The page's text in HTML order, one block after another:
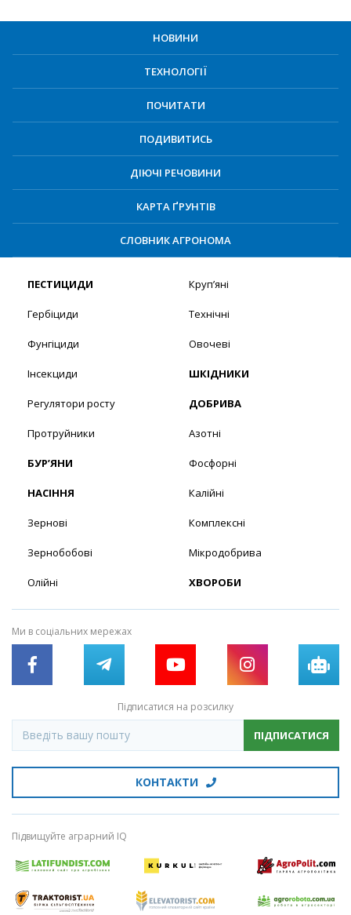
НОВИНИ
ТЕХНОЛОГІЇ
ПОЧИТАТИ
ПОДИВИТИСЬ
ДІЮЧІ РЕЧОВИНИ
КАРТА ҐРУНТІВ
СЛОВНИК АГРОНОМА
ПЕСТИЦИДИ
Гербіциди
Фунгіциди
Інсекциди
Регулятори росту
Протруйники
БУР’ЯНИ
НАСІННЯ
Зернові
Зернобобові
Олійні
Круп’яні
Технічні
Овочеві
ШКІДНИКИ
ДОБРИВА
Азотні
Фосфорні
Калійні
Комплексні
Мікродобрива
ХВОРОБИ
Ми в соціальних мережах
Підписатися на розсилку
ПІДПИСАТИСЯ
КОНТАКТИ
Підвищуйте аграрний IQ